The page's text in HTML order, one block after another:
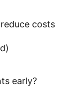
costs
early?